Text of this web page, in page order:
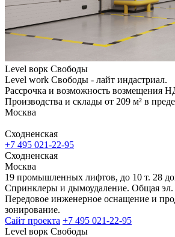
Level ворк Свободы
Level work Свободы - лайт индастриал.
Рассрочка и возможность возмещения
Производства и склады от 209 м² в
Москва
Сходненская
+7 495 021-22-95
Сходненская
Москва
19 промышленных лифтов, до 10 т. 28
Спринклеры и дымоудаление. Общая
Передовое инженерное оснащение и
зонирование.
Сайт проекта +7 495 021-22-95
Level ворк Свободы